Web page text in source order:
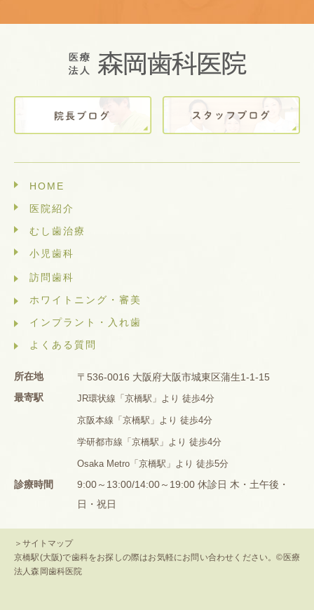
HOME
医院紹介
むし歯治療
小児歯科
訪問歯科
ホワイトニング・審美
インプラント・入れ歯
よくある質問
所在地
〒536-0016 大阪府大阪市城東区蒲生1-1-15
最寄駅
JR環状線「京橋駅」より 徒歩4分
京阪本線「京橋駅」より 徒歩4分
学研都市線「京橋駅」より 徒歩4分
Osaka Metro「京橋駅」より 徒歩5分
診療時間
9:00～13:00/14:00～19:00 休診日 木・土午後・
日・祝日
＞サイトマップ
京橋駅(大阪)で歯科をお探しの際はお気軽にお問い合わせください。©医療
法人森岡歯科医院